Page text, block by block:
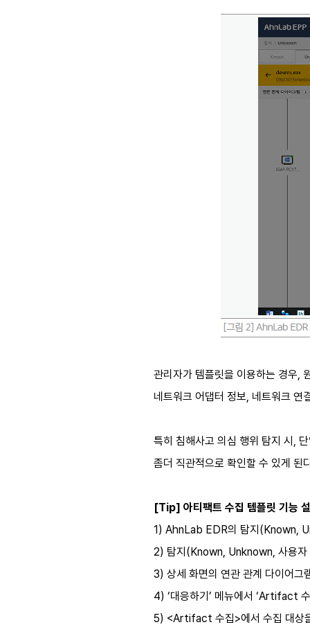
관리자가 템플릿을 이용하는 경우,
네트워크 어댑터 정보, 네트워크
특히 침해사고 의심 행위 탐지 시,
좀더 직관적으로 확인할 수 있게 된
[Tip] 아티팩트 수집 템플릿 기능
1) AhnLab EDR의 탐지(Known,
2) 탐지(Known, Unknown, 사용자
3) 상세 화면의 연관 관계 다이어그
4) ‘대응하기’ 메뉴에서 ‘Artifact
5) <Artifact 수집>에서 수집 대상